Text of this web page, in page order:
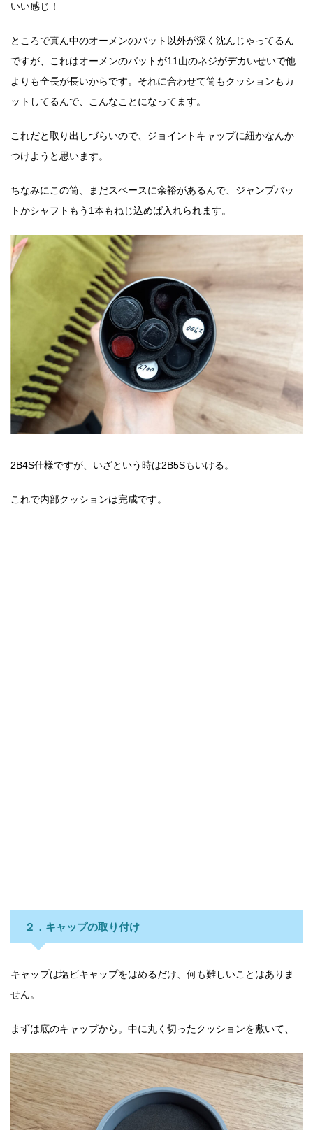
いい感じ！
ところで真ん中のオーメンのバット以外が深く沈んじゃってるん
ですが、これはオーメンのバットが11山のネジがデカいせいで他
よりも全長が長いからです。それに合わせて筒もクッションもカ
ットしてるんで、こんなことになってます。
これだと取り出しづらいので、ジョイントキャップに紐かなんか
つけようと思います。
ちなみにこの筒、まだスペースに余裕があるんで、ジャンプバッ
トかシャフトもう1本もねじ込めば入れられます。
2B4S仕様ですが、いざという時は2B5Sもいける。
これで内部クッションは完成です。
２．キャップの取り付け
キャップは塩ビキャップをはめるだけ、何も難しいことはありま
せん。
まずは底のキャップから。中に丸く切ったクッションを敷いて、